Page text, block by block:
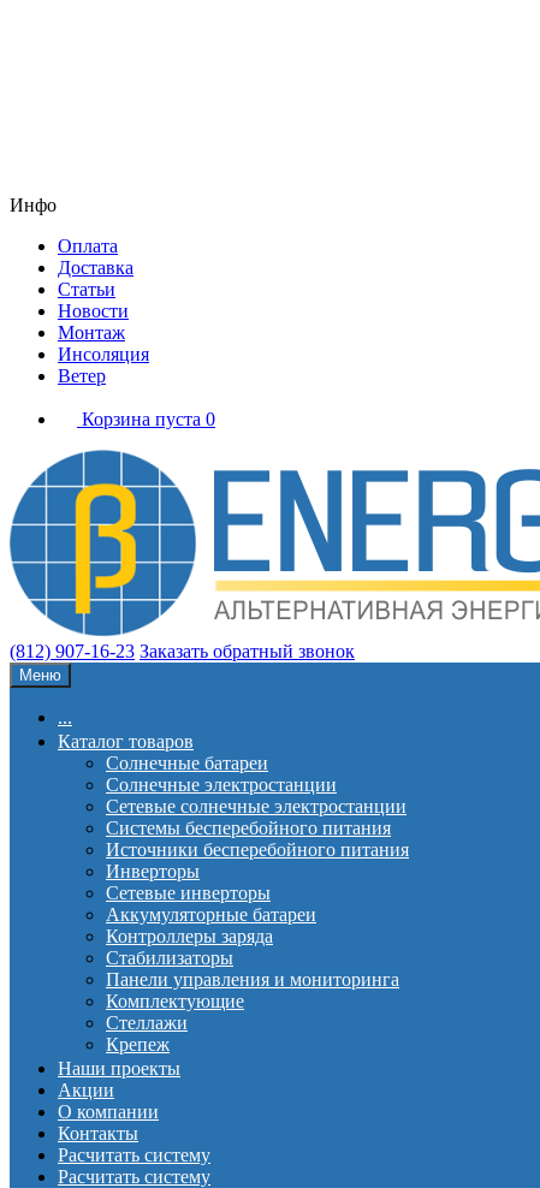
Инфо
Оплата
Доставка
Статьи
Новости
Монтаж
Инсоляция
Ветер
Корзина пуста 0
(812) 907-16-23 Заказать обратный звонок
Меню
...
Каталог товаров
Солнечные батареи
Солнечные электростанции
Сетевые солнечные электростанции
Системы бесперебойного питания
Источники бесперебойного питания
Инверторы
Сетевые инверторы
Аккумуляторные батареи
Контроллеры заряда
Стабилизаторы
Панели управления и мониторинга
Комплектующие
Стеллажи
Крепеж
Наши проекты
Акции
О компании
Контакты
Расчитать систему
Расчитать систему